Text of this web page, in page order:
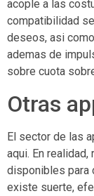
acople a las
compatibilidad
deseos, asi­
ademas de
sobre cuota
Otras
El sector de las
aqui. En
disponibles para
existe suerte,